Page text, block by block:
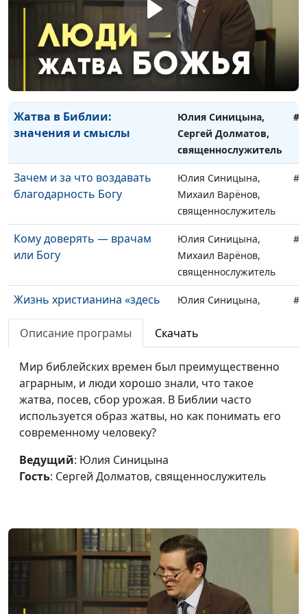
Сергей Долматов,
священнослужитель
«Жатвы много, делателей
мало». Кто такие делатели?
Юлия Синицына,
Сергей Долматов,
священнослужитель
Жатва в Библии:
значения и смыслы
Юлия Синицына,
Сергей Долматов,
священнослужитель
Зачем и за что воздавать
благодарность Богу
Юлия Синицына,
Михаил Варёнов,
священнослужитель
Кому доверять — врачам
или Богу
Юлия Синицына,
Михаил Варёнов,
священнослужитель
Жизнь христианина «здесь
и сейчас»
Юлия Синицына,
священнослужитель
Библейская этика: к чему
призывает нас Бог
Михаил Варёнов,
священнослужитель
Притча о работниках в
винограднике
Юлия Синицына,
Что значит "не любите
Юлия Синицына,
магистр
религиоведения
Тайны Тайной Вечери
Юлия Синицына,
Евгений Кафтанов,
священнослужитель,
Описание програмы Скачать
Мир библейских времен был преимущественно
аграрным, и люди хорошо знали, что такое
жатва, посев, сбор урожая. В Библии часто
используется образ жатвы, но как понимать его
современному человеку?
Ведущий: Юлия Синицына
Гость: Сергей Долматов, священнослужитель